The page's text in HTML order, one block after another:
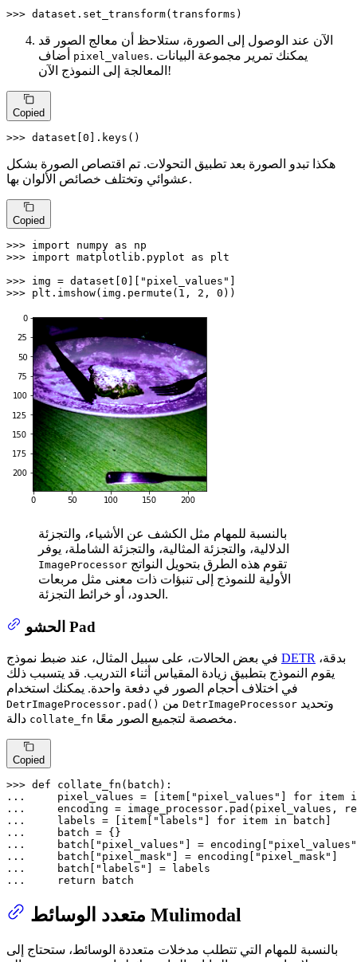
>>> dataset.set_transform(transforms)
الآن عند الوصول إلى الصورة، ستلاحظ أن معالج الصور قد
pixel_values. يمكنك تمرير مجموعة البيانات
المعالجة إلى النموذج الآن!
Copied
>>> dataset[0 ].keys()
هكذا تبدو الصورة بعد تطبيق التحولات. تم اقتصاص الصورة بشكل
عشوائي وتختلف خصائص الألوان بها.
Copied
>>> import numpy as
>>> import matplotlib.pyplot as plt
>>> img = dataset[ 0 "pixel_values"
>>> plt.imshow(img.permute( 1 , 2 , 0 ))
بالنسبة للمهام مثل الكشف عن الأشياء، والتجزئة
الدلالية، والتجزئة المثالية، والتجزئة الشاملة، يوفر
ImageProcessor
الأولية للنموذج إلى تنبؤات ذات معنى مثل مربعات
الحدود، أو خرائط التجزئة.
الحشو Pad
DETR
يقوم النموذج بتطبيق زيادة المقياس أثناء التدريب. قد يتسبب ذلك
في اختلاف أحجام الصور في دفعة واحدة. يمكنك استخدام
DetrImageProcessor.pad() DetrImageProcessor
collate_fn مخصصة لتجميع الصور معًا.
Copied
>>> def collate_fn ( batch
...
    pixel_values = [item[
"pixel_values" for item
...
encoding = image_processor.pad(pixel_values,
...
    labels = [item[
"labels" for item in
...
...
    batch[
"pixel_values" ] = encoding[
"pixel_values"
...
    batch[
"pixel_mask" ] = encoding[ "pixel_mask"
...
    batch[
"labels"
...
return batch
متعدد الوسائط Mulimodal
بالنسبة للمهام التي تتطلب مدخلات متعددة الوسائط، ستحتاج إلى